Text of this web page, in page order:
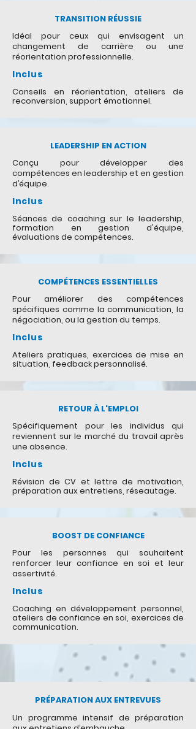
TRANSITION RÉUSSIE
Idéal pour ceux qui envisagent un
changement de carrière ou une
réorientation professionnelle.
Inclus
Conseils en réorientation, ateliers de
reconversion, support émotionnel.
LEADERSHIP EN ACTION
Conçu pour développer des
compétences en leadership et en gestion
d’équipe.
Inclus
Séances de coaching sur le leadership,
formation en gestion d'équipe,
évaluations de compétences.
COMPÉTENCES ESSENTIELLES
Pour améliorer des compétences
spécifiques comme la communication, la
négociation, ou la gestion du temps.
Inclus
Ateliers pratiques, exercices de mise en
situation, feedback personnalisé.
RETOUR À L'EMPLOI
Spécifiquement pour les individus qui
reviennent sur le marché du travail après
une absence.
Inclus
Révision de CV et lettre de motivation,
préparation aux entretiens, réseautage.
BOOST DE CONFIANCE
Pour les personnes qui souhaitent
renforcer leur confiance en soi et leur
assertivité.
Inclus
Coaching en développement personnel,
ateliers de confiance en soi, exercices de
communication.
PRÉPARATION AUX ENTREVUES
Un programme intensif de préparation